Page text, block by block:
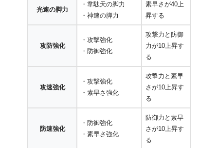
光速の脚力
・韋駄天の脚力
・神速の脚力
素早さが40上
昇する
攻防強化
・攻撃強化
・防御強化
攻撃力と防御
力が10上昇す
る
攻速強化
・攻撃強化
・素早さ強化
攻撃力と素早
さが10上昇す
る
防速強化
・防御強化
・素早さ強化
防御力と素早
さが10上昇す
る